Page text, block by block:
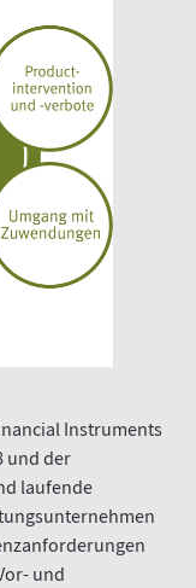
Instruments
und der
laufende
und